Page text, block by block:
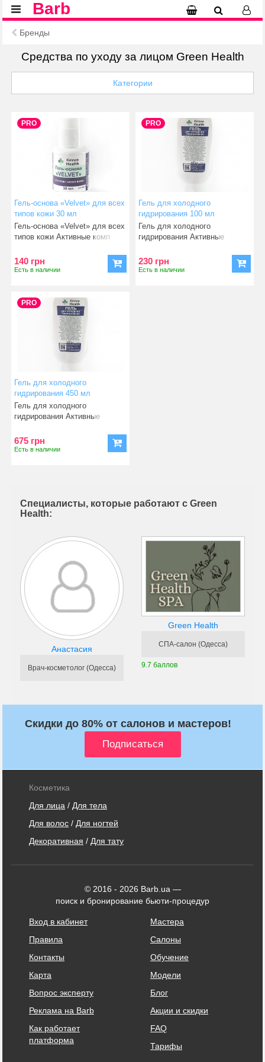
Barb
Бренды
Средства по уходу за лицом Green Health
Категории
PRO
Гель-основа «Velvet» для всех
типов кожи 30 мл
Гель-основа «Velvet» для всех
типов кожи Активные комп
140 грн
Есть в наличии
PRO
Гель для холодного
гидрирования 100 мл
Гель для холодного
гидрирования Активные
230 грн
Есть в наличии
PRO
Гель для холодного
гидрирования 450 мл
Гель для холодного
гидрирования Активные
675 грн
Есть в наличии
Специалисты, которые работают с Green
Health:
Анастасия
Врач-косметолог (Одесса)
Green Health
СПА-салон (Одесса)
9.7 баллов
Скидки до 80% от салонов и мастеров!
Косметика
Для лица / Для тела
Для волос / Для ногтей
Декоративная / Для тату
© 2016 - 2026 Barb.ua —
поиск и бронирование бьюти-процедур
Вход в кабинет
Правила
Контакты
Карта
Вопрос эксперту
Реклама на Barb
Как работает
платформа
Мастера
Салоны
Обучение
Модели
Блог
Акции и скидки
FAQ
Тарифы